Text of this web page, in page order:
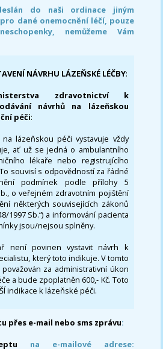
do naši ordinace jiným
dané onemocnění léčí, pouze
nemůžeme Vám
NÁVRHU LÁZEŇSKÉ LÉČBY:
zdravotnictví k
návrhů na lázeňskou
péči:
lázeňskou péči vystavuje vždy
ať už se jedná o ambulantního
lékaře nebo registrujícího
souvisí s odpovědností za řádné
podmínek podle přílohy 5
o veřejném zdravotním pojištění
některých souvisejících zákonů
1997 Sb.“) a informování pacienta
jsou/nejsou splněny.
není povinen vystavit návrh k
který toto indikuje. V tomto
za administrativní úkon
a bude zpoplatněn 600,- Kč. Toto
indikace k lázeňské péči.
přes e-mail nebo sms zprávu:
na e-mailové adrese: